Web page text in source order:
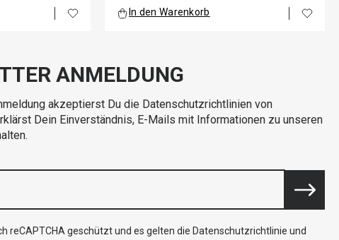
In den Warenkorb
ANMELDUNG
akzeptierst Du die Datenschutzrichtlinien von
Dein Einverständnis, E-Mails mit Informationen zu unseren
reCAPTCHA geschützt und es gelten die Datenschutzrichtlinie und